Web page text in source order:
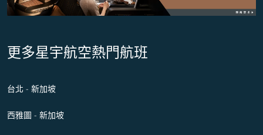
更多星宇航空熱門航班
台北 - 新加坡
西雅圖 - 新加坡